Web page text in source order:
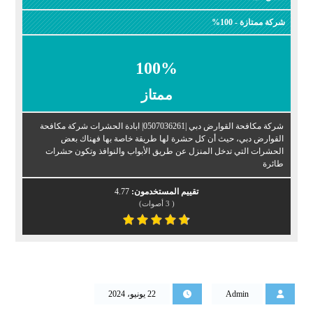
شركة ممتازة - 100%
100%
ممتاز
شركة مكافحة القوارض دبي |0507036261| ابادة الحشرات شركة مكافحة
القوارض دبي، حيث أن كل حشرة لها طريقة خاصة بها فهناك بعض
الحشرات التي تدخل المنزل عن طريق الأبواب والنوافذ وتكون حشرات
طائرة
تقييم المستخدمون: 4.77
(
3 أصوات)
Admin 22 يونيو، 2024